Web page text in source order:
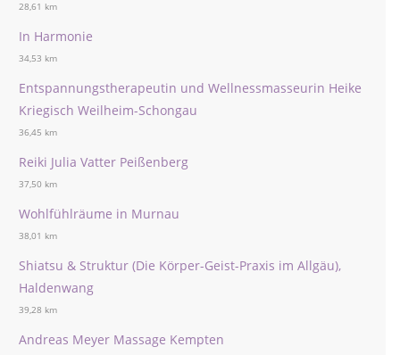
28,61 km
In Harmonie
34,53 km
Entspannungstherapeutin und Wellnessmasseurin Heike
Kriegisch Weilheim-Schongau
36,45 km
Reiki Julia Vatter Peißenberg
37,50 km
Wohlfühlräume in Murnau
38,01 km
Shiatsu & Struktur (Die Körper-Geist-Praxis im Allgäu),
Haldenwang
39,28 km
Andreas Meyer Massage Kempten